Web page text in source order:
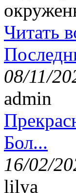
Читать
08/11/
admin
Бол...
16/02/
lilya